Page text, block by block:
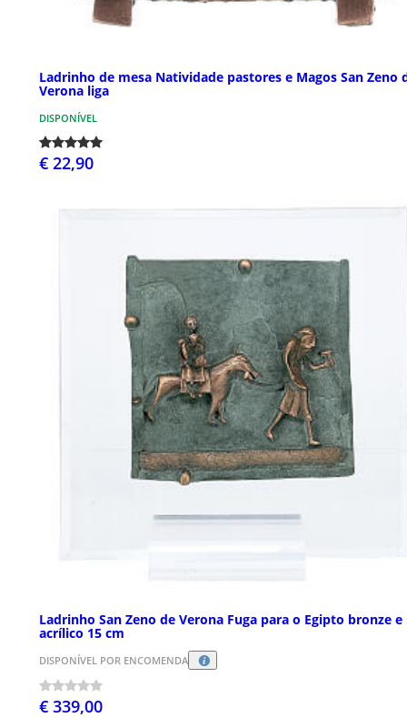
Ladrinho de mesa Natividade pastores e Magos San Zeno
Verona liga
DISPONÍVEL
€ 22,90
Ladrinho San Zeno de Verona Fuga para o Egipto bronze e
acrílico 15 cm
DISPONÍVEL POR ENCOMENDA
€ 339,00